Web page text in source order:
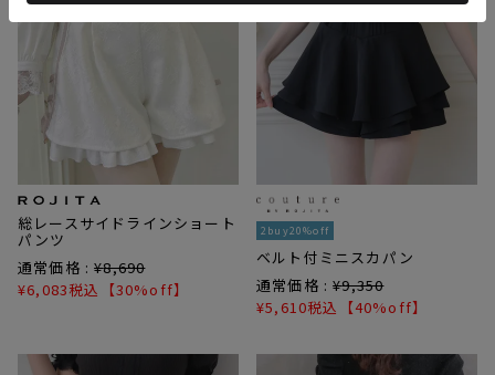
総レースサイドラインショート
パンツ
通常価格 : ¥8,690
¥6,083税込 【30%off】
2buy20%off
ベルト付ミニスカパン
通常価格 : ¥9,350
¥5,610税込 【40%off】